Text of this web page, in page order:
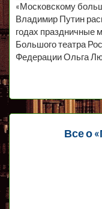
«Московскому
Владимир Путин
годах праздничные
Большого театра
Федерации Ольга
Все о